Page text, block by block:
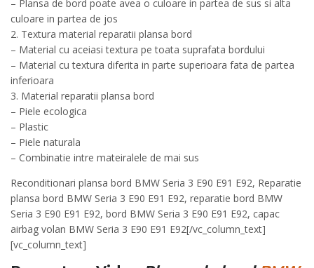
– Plansa de bord poate avea o culoare in partea de sus si alta
culoare in partea de jos
2. Textura material reparatii plansa bord
– Material cu aceiasi textura pe toata suprafata bordului
– Material cu textura diferita in parte superioara fata de partea
inferioara
3. Material reparatii plansa bord
– Piele ecologica
– Plastic
– Piele naturala
– Combinatie intre mateiralele de mai sus
Reconditionari plansa bord BMW Seria 3 E90 E91 E92, Reparatie
plansa bord BMW Seria 3 E90 E91 E92, reparatie bord BMW
Seria 3 E90 E91 E92, bord BMW Seria 3 E90 E91 E92, capac
airbag volan BMW Seria 3 E90 E91 E92[/vc_column_text]
[vc_column_text]